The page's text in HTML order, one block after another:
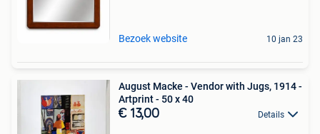
Bezoek website 10 jan 23
August Macke - Vendor with Jugs, 1914 -
Artprint - 50 x 40
€ 13,00 Details